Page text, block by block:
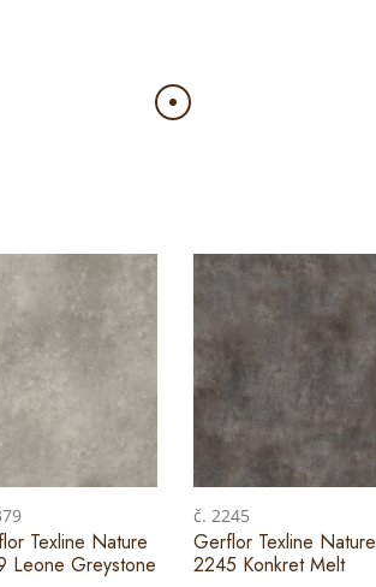
Texline Nature
Leone Greystone
č. 2245
Gerflor Texline Nature
2245 Konkret Melt